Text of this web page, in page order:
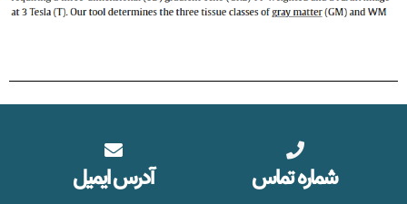
شماره تماس آدرس ایمیل